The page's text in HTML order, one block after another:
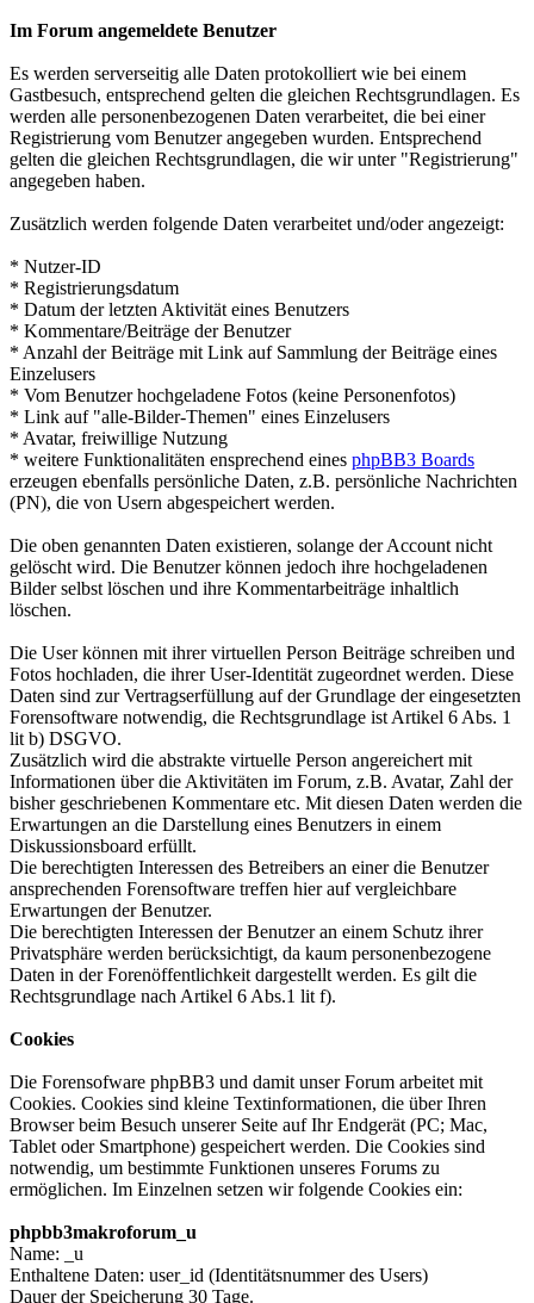
Im Forum angemeldete Benutzer
Es werden serverseitig alle Daten protokolliert wie bei einem
Gastbesuch, entsprechend gelten die gleichen Rechtsgrundlagen. Es
werden alle personenbezogenen Daten verarbeitet, die bei einer
Registrierung vom Benutzer angegeben wurden. Entsprechend
gelten die gleichen Rechtsgrundlagen, die wir unter "Registrierung"
angegeben haben.
Zusätzlich werden folgende Daten verarbeitet und/oder angezeigt:
* Nutzer-ID
* Registrierungsdatum
* Datum der letzten Aktivität eines Benutzers
* Kommentare/Beiträge der Benutzer
* Anzahl der Beiträge mit Link auf Sammlung der Beiträge eines
Einzelusers
* Vom Benutzer hochgeladene Fotos (keine Personenfotos)
* Link auf "alle-Bilder-Themen" eines Einzelusers
* Avatar, freiwillige Nutzung
* weitere Funktionalitäten ensprechend eines phpBB3 Boards
erzeugen ebenfalls persönliche Daten, z.B. persönliche Nachrichten
(PN), die von Usern abgespeichert werden.
Die oben genannten Daten existieren, solange der Account nicht
gelöscht wird. Die Benutzer können jedoch ihre hochgeladenen
Bilder selbst löschen und ihre Kommentarbeiträge inhaltlich
löschen.
Die User können mit ihrer virtuellen Person Beiträge schreiben und
Fotos hochladen, die ihrer User-Identität zugeordnet werden. Diese
Daten sind zur Vertragserfüllung auf der Grundlage der eingesetzten
Forensoftware notwendig, die Rechtsgrundlage ist Artikel 6 Abs. 1
lit b) DSGVO.
Zusätzlich wird die abstrakte virtuelle Person angereichert mit
Informationen über die Aktivitäten im Forum, z.B. Avatar, Zahl der
bisher geschriebenen Kommentare etc. Mit diesen Daten werden die
Erwartungen an die Darstellung eines Benutzers in einem
Diskussionsboard erfüllt.
Die berechtigten Interessen des Betreibers an einer die Benutzer
ansprechenden Forensoftware treffen hier auf vergleichbare
Erwartungen der Benutzer.
Die berechtigten Interessen der Benutzer an einem Schutz ihrer
Privatsphäre werden berücksichtigt, da kaum personenbezogene
Daten in der Forenöffentlichkeit dargestellt werden. Es gilt die
Rechtsgrundlage nach Artikel 6 Abs.1 lit f).
Cookies
Die Forensofware phpBB3 und damit unser Forum arbeitet mit
Cookies. Cookies sind kleine Textinformationen, die über Ihren
Browser beim Besuch unserer Seite auf Ihr Endgerät (PC; Mac,
Tablet oder Smartphone) gespeichert werden. Die Cookies sind
notwendig, um bestimmte Funktionen unseres Forums zu
ermöglichen. Im Einzelnen setzen wir folgende Cookies ein:
phpbb3makroforum_u
Name: _u
Enthaltene Daten: user_id (Identitätsnummer des Users)
Dauer der Speicherung 30 Tage.